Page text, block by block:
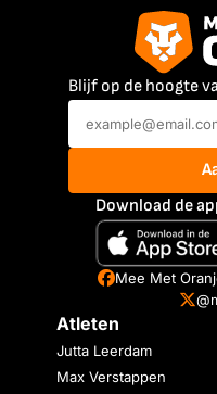
Blijf op de hoogte
Download de
Mee Met
Atleten
Jutta Leerdam
Max Verstappen